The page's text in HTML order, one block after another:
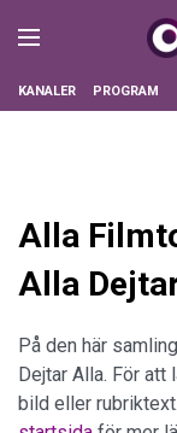
KANALER PROGRAM
Alla
Alla
På den här
Dejtar Alla. För att
bild eller